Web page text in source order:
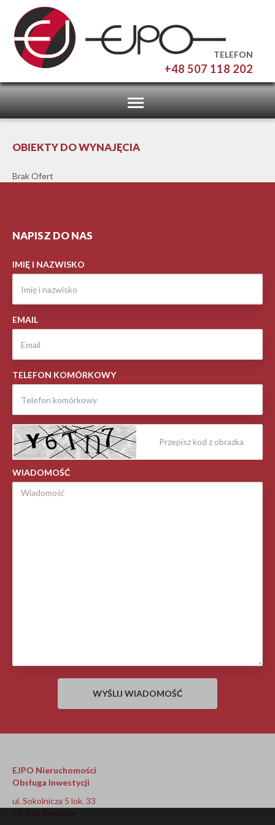
TELEFON
+48 507 118 202
Toggle
navigation
OBIEKTY DO WYNAJĘCIA
Brak Ofert
NAPISZ DO NAS
IMIĘ I NAZWISKO
EMAIL
TELEFON KOMÓRKOWY
WIADOMOŚĆ
EJPO Nieruchomości
Obsługa Inwestycji
ul. Sokolnicza 5 lok. 33